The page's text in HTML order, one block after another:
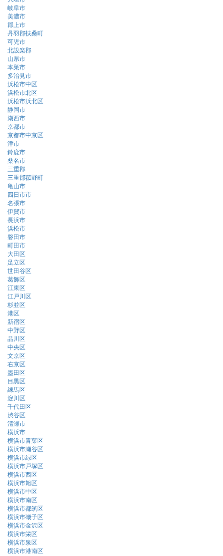
岐阜市
美濃市
郡上市
丹羽郡扶桑町
可児市
北設楽郡
山県市
本巣市
多治見市
浜松市中区
浜松市北区
浜松市浜北区
静岡市
湖西市
京都市
京都市中京区
津市
鈴鹿市
桑名市
三重郡
三重郡菰野町
亀山市
四日市市
名張市
伊賀市
長浜市
浜松市
磐田市
町田市
大田区
足立区
世田谷区
葛飾区
江東区
江戸川区
杉並区
港区
新宿区
中野区
品川区
中央区
文京区
右京区
墨田区
目黒区
練馬区
淀川区
千代田区
渋谷区
清瀬市
横浜市
横浜市青葉区
横浜市瀬谷区
横浜市緑区
横浜市戸塚区
横浜市西区
横浜市旭区
横浜市中区
横浜市南区
横浜市都筑区
横浜市磯子区
横浜市金沢区
横浜市栄区
横浜市泉区
横浜市港南区